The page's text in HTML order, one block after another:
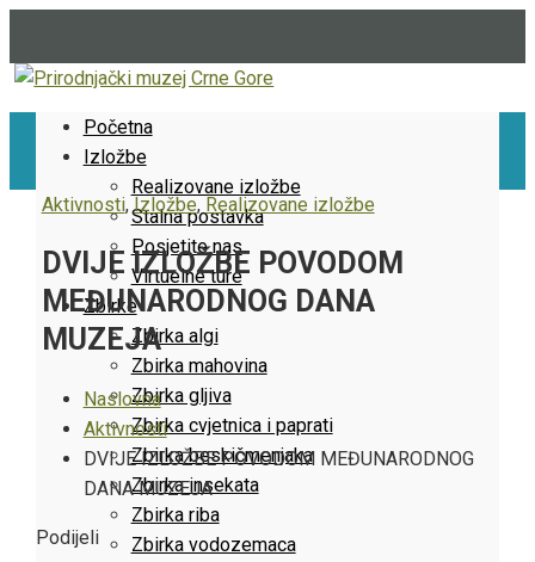
Početna
Izložbe
Realizovane izložbe
Stalna postavka
Posjetite nas
Virtuelne ture
Zbirke
Zbirka algi
Zbirka mahovina
Zbirka gljiva
Zbirka cvjetnica i paprati
Zbirka beskičmenjaka
Zbirka insekata
Zbirka riba
Zbirka vodozemaca
Aktivnosti,Izložbe, Realizovane izložbe
DVIJE IZLOŽBE POVODOM
MEĐUNARODNOG DANA
MUZEJA
Naslovna
Aktivnosti
DVIJE IZLOŽBE POVODOM MEĐUNARODNOG
DANA MUZEJA
Facebook
Twitter
LinkedIn
Pinterest
Stumbleupon
Email
Podijeli